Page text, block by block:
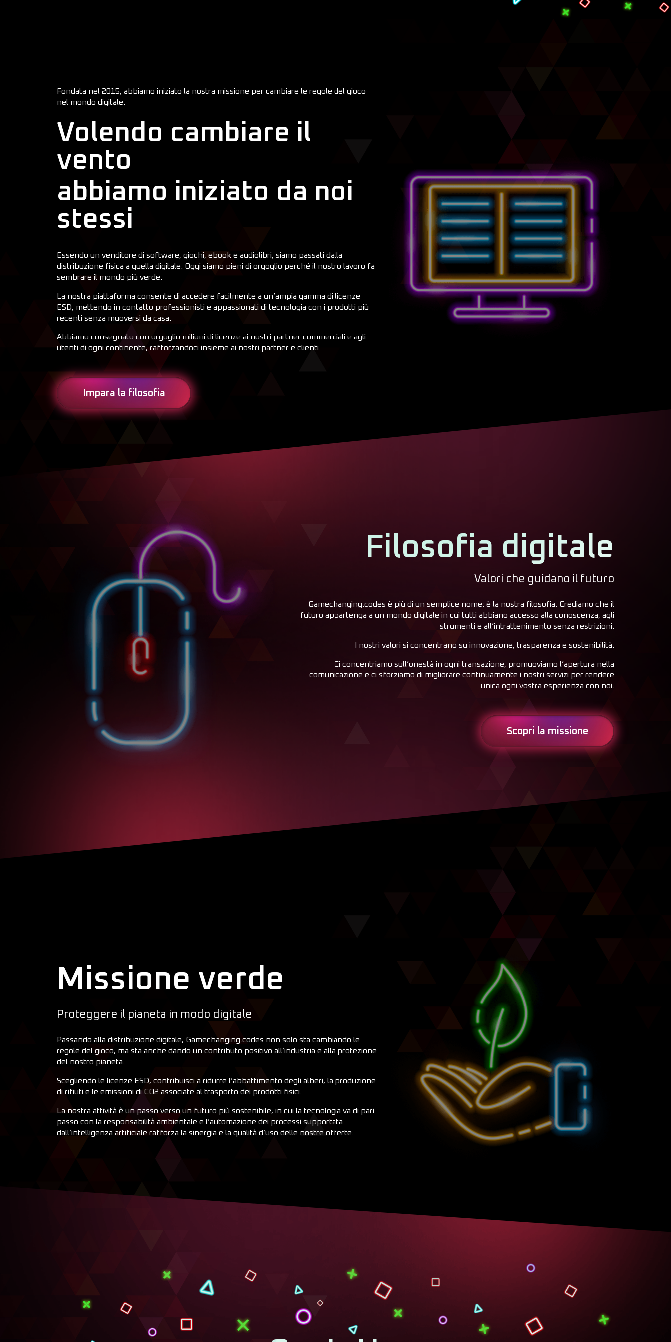
Fondata nel 2015, abbiamo iniziato la nostra missione per cambiare le regole del gioco
nel mondo digitale.
Volendo cambiare il
vento
abbiamo iniziato da noi
stessi
Essendo un venditore di software, giochi, ebook e audiolibri, siamo passati dalla
distribuzione fisica a quella digitale. Oggi siamo pieni di orgoglio perché il nostro lavoro fa
sembrare il mondo più verde.
La nostra piattaforma consente di accedere facilmente a un’ampia gamma di licenze
ESD, mettendo in contatto professionisti e appassionati di tecnologia con i prodotti più
recenti senza muoversi da casa.
Abbiamo consegnato con orgoglio milioni di licenze ai nostri partner commerciali e agli
utenti di ogni continente, rafforzandoci insieme ai nostri partner e clienti.
Impara la filosofia
Filosofia digitale
Valori che guidano il futuro
Gamechanging.codes è più di un semplice nome: è la nostra filosofia. Crediamo che il
futuro appartenga a un mondo digitale in cui tutti abbiano accesso alla conoscenza, agli
strumenti e all’intrattenimento senza restrizioni.
I nostri valori si concentrano su innovazione, trasparenza e sostenibilità.
Ci concentriamo sull’onestà in ogni transazione, promuoviamo l’apertura nella
comunicazione e ci sforziamo di migliorare continuamente i nostri servizi per rendere
unica ogni vostra esperienza con noi.
Scopri la missione
Missione verde
Proteggere il pianeta in modo digitale
Passando alla distribuzione digitale, Gamechanging.codes non solo sta cambiando le
regole del gioco, ma sta anche dando un contributo positivo all’industria e alla protezione
del nostro pianeta.
Scegliendo le licenze ESD, contribuisci a ridurre l’abbattimento degli alberi, la produzione
di rifiuti e le emissioni di CO2 associate al trasporto dei prodotti fisici.
La nostra attività è un passo verso un futuro più sostenibile, in cui la tecnologia va di pari
passo con la responsabilità ambientale e l’automazione dei processi supportata
dall’intelligenza artificiale rafforza la sinergia e la qualità d’uso delle nostre offerte.